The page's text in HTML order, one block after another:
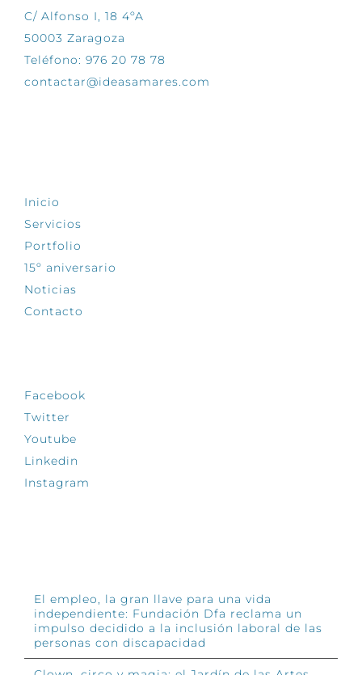
C/ Alfonso I, 18 4ºA
50003 Zaragoza
Teléfono: 976 20 78 78
contactar@ideasamares.com
Inicio
Servicios
Portfolio
15º aniversario
Noticias
Contacto
Facebook
Twitter
Youtube
Linkedin
Instagram
El empleo, la gran llave para una vida
independiente: Fundación Dfa reclama un
impulso decidido a la inclusión laboral de las
personas con discapacidad